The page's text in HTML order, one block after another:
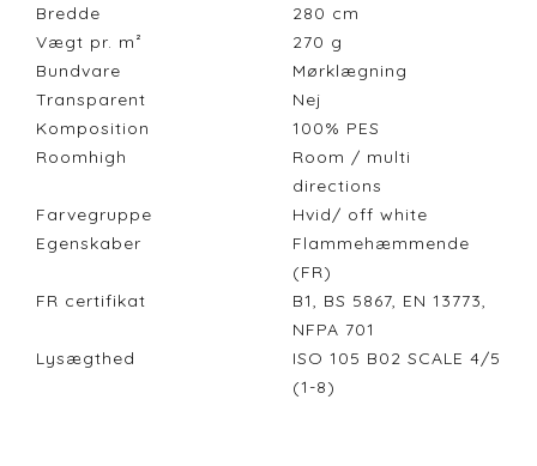
Bredde 280 cm
Vægt pr. m²
270 g
Bundvare
Mørklægning
Transparent
Nej
Komposition
100% PES
Roomhigh
Room / multi
directions
Farvegruppe
Hvid/ off white
Egenskaber
Flammehæmmende
(FR)
FR certifikat
B1, BS 5867, EN 13773,
NFPA 701
Lysægthed
ISO 105 B02 SCALE 4/5
(1-8)